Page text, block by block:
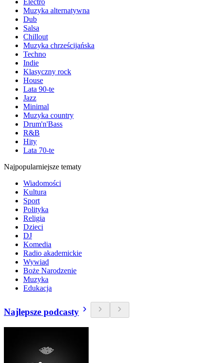
Electro
Muzyka alternatywna
Dub
Salsa
Chillout
Muzyka chrześcijańska
Techno
Indie
Klasyczny rock
House
Lata 90-te
Jazz
Minimal
Muzyka country
Drum'n'Bass
R&B
Hity
Lata 70-te
Najpopularniejsze tematy
Wiadomości
Kultura
Sport
Polityka
Religia
Dzieci
DJ
Komedia
Radio akademickie
Wywiad
Boże Narodzenie
Muzyka
Edukacja
Najlepsze podcasty